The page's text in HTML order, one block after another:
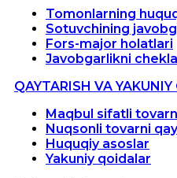
Tomonlarning
Sotuvchining
Fors-major holatlari
Javobgarlikni
QAYTARISH VA
Maqbul sifatli
Nuqsonli tovarni
Huquqiy asoslar
Yakuniy qoidalar